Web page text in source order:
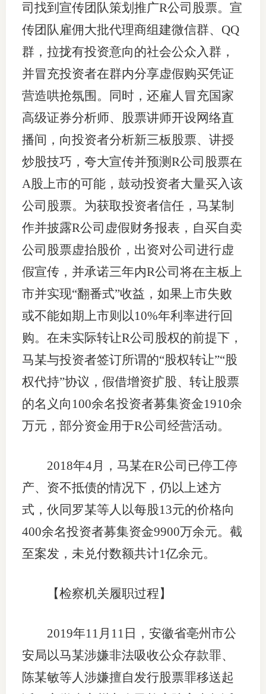
司找到宣传团队策划推广R公司股票。宣
传团队雇佣大批代理商组建微信群、QQ
群，拉拢有投资意向的社会公众入群，
并冒充投资者在群内分享虚假购买凭证
营造哄抢氛围。同时，还雇人冒充国家
高级证券分析师、股票讲师开设网络直
播间，向投资者分析新三板股票、讲授
炒股技巧，夸大宣传并预测R公司股票在
A股上市的可能，鼓动投资者大量买入该
公司股票。为获取投资者信任，马某制
作并披露R公司虚假财务报表，自买自卖
公司股票虚抬股价，出资对公司进行虚
假宣传，并承诺三年内R公司将在主板上
市并实现“翻番式”收益，如果上市失败
或不能如期上市则以10%年利率进行回
购。在未实际转让R公司股权的前提下，
马某与投资者签订所谓的“股权转让”“股
权代持”协议，假借增资扩股、转让股票
的名义向100余名投资者募集资金1910余
万元，部分资金用于R公司经营活动。
2018年4月，马某在R公司已停工停
产、资不抵债的情况下，仍以上述方
式，伙同罗某等人以每股13元的价格向
400余名投资者募集资金9900万余元。截
至案发，未兑付数额共计1亿余元。
【检察机关履职过程】
2019年11月11日，安徽省亳州市公
安局以马某涉嫌非法吸收公众存款罪、
陈某敏等人涉嫌擅自发行股票罪移送起